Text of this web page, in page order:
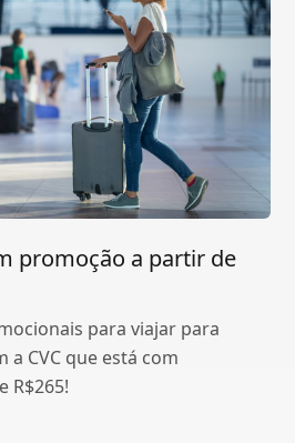
promoção a partir de
para viajar para
a CVC que está com
R$265!